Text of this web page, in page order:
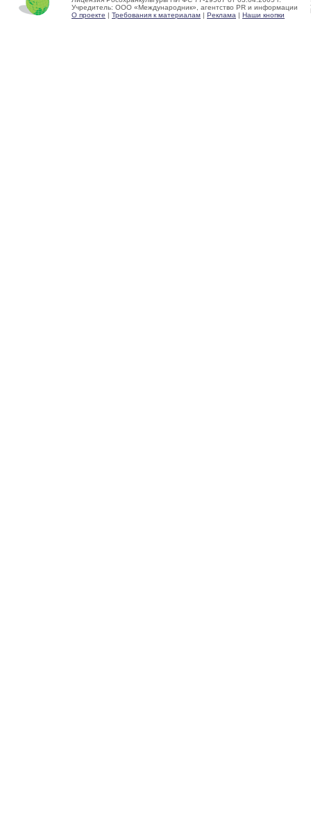
Учредитель: ООО «Международник», агентство PR и информации
О проекте | Требования к материалам | Реклама | Наши кнопки